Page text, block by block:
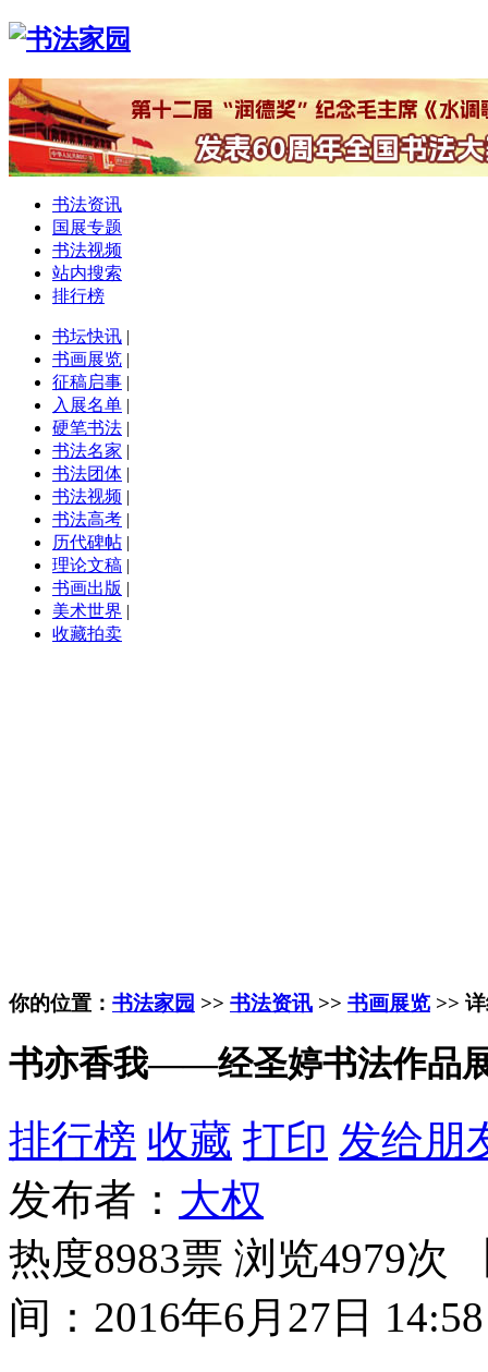
书法资讯
国展专题
书法视频
站内搜索
排行榜
书坛快讯 |
书画展览 |
征稿启事 |
入展名单 |
硬笔书法 |
书法名家 |
书法团体 |
书法视频 |
书法高考 |
历代碑帖 |
理论文稿 |
书画出版 |
美术世界 |
收藏拍卖
你的位置： 书法家园 >> 书法资讯 >> 书画展览 >>
书亦香我——经圣婷书法作品
排行榜 收藏 打印 发给朋
发布者： 大权
热度8983票 浏览4979次
间：2016年6月27日 14:58